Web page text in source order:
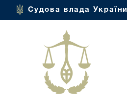
Судова влада України